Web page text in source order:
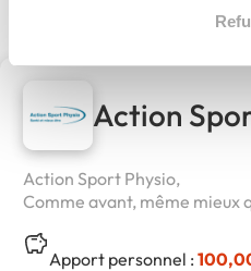
Action
Action Sport Physio,
Comme avant, même mieux
Apport personnel :